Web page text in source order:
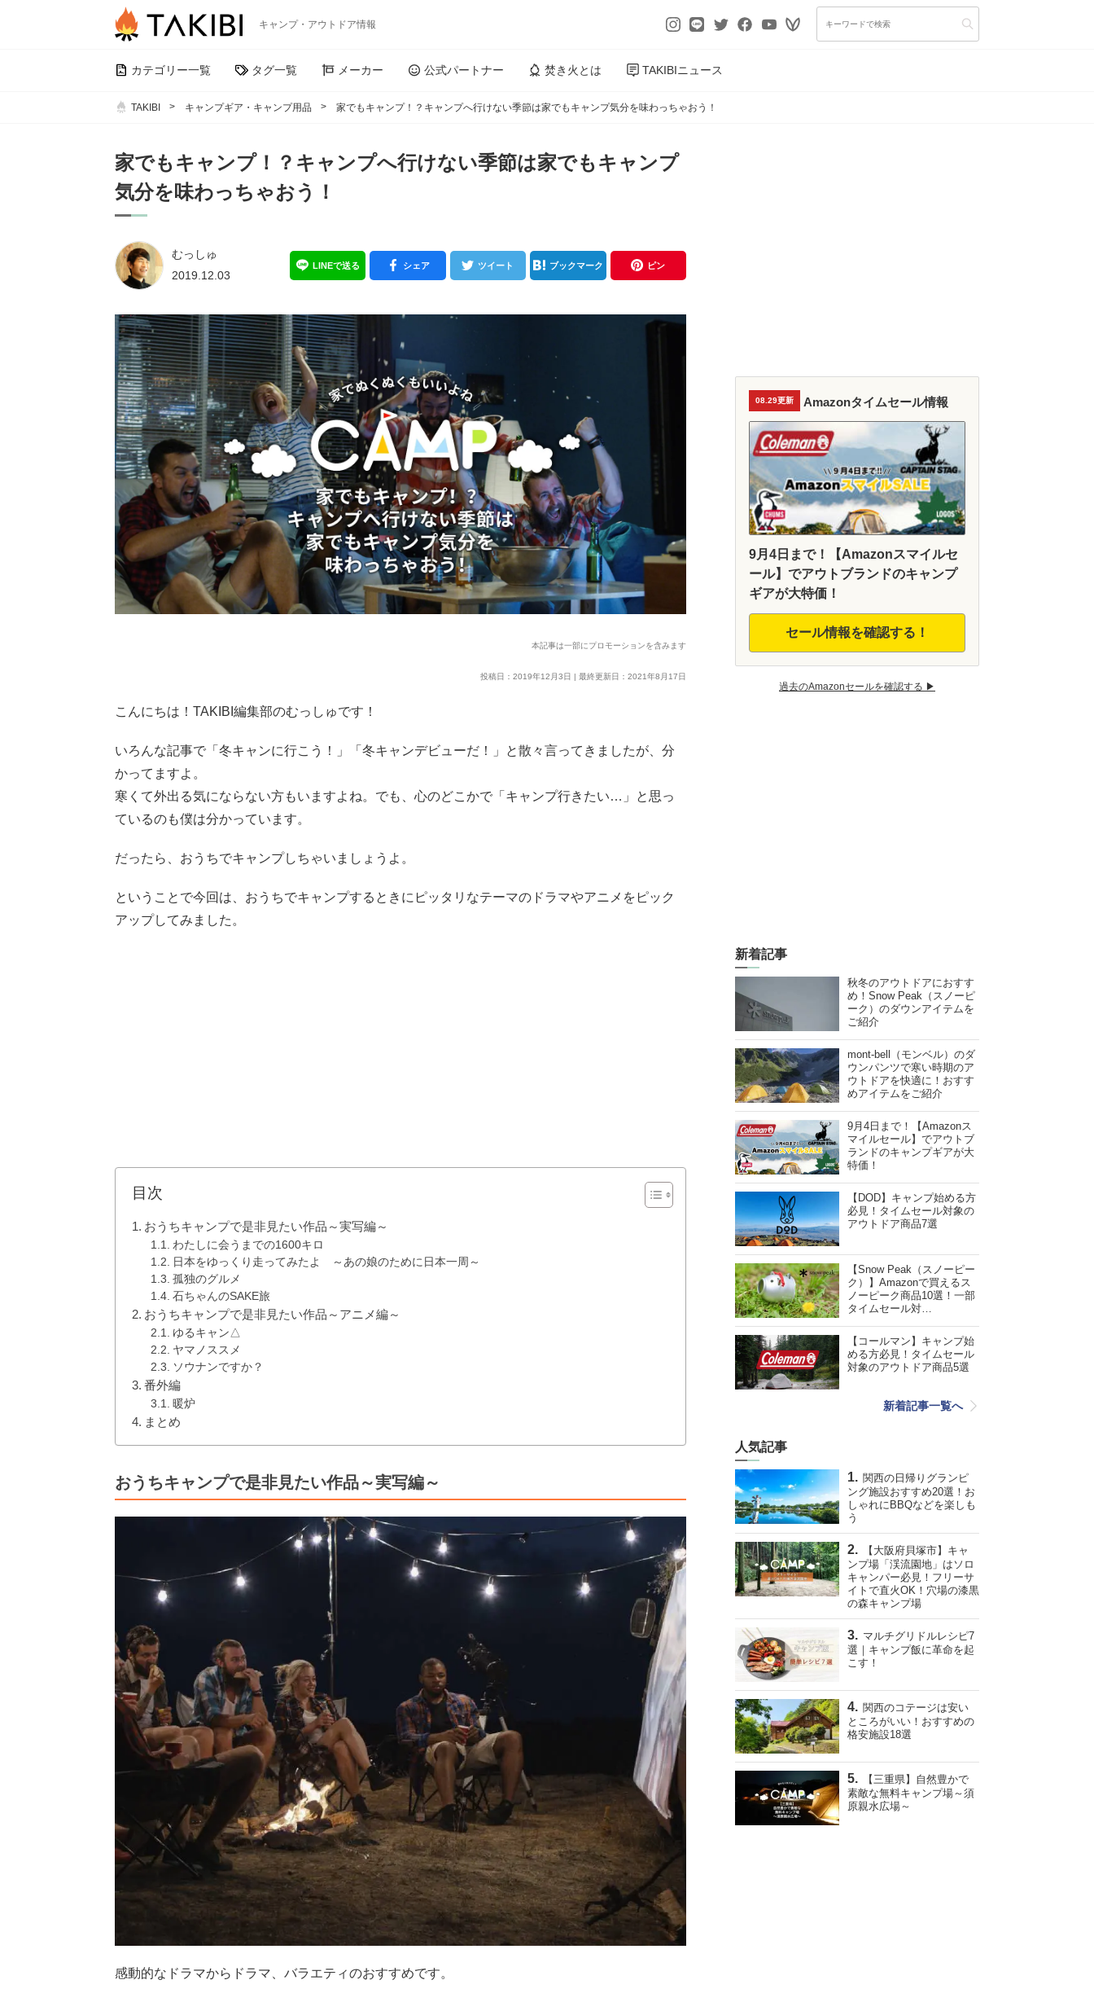
キャンプ・アウトドア情報
カテゴリー一覧 タグ一覧 メーカー 公式パートナー 焚き火とは TAKIBIニュース
TAKIBI キャンプギア・キャンプ用品 家でもキャンプ！？キャンプへ行けない季節は家でもキャンプ気分を味わっちゃおう！
家でもキャンプ！？キャンプへ行けない季節は家でもキャンプ
気分を味わっちゃおう！
むっしゅ
2019.12.03
LINEで送る シェア ツイート ブックマーク ピン
本記事は一部にプロモーションを含みます
投稿日：2019年12月3日 | 最終更新日：2021年8月17日
こんにちは！TAKIBI編集部のむっしゅです！
いろんな記事で「冬キャンに行こう！」「冬キャンデビューだ！」と散々言ってきましたが、分
かってますよ。
寒くて外出る気にならない方もいますよね。でも、心のどこかで「キャンプ行きたい…」と思っ
ているのも僕は分かっています。
だったら、おうちでキャンプしちゃいましょうよ。
ということで今回は、おうちでキャンプするときにピッタリなテーマのドラマやアニメをピック
アップしてみました。
目次
おうちキャンプで是非見たい作品～実写編～
わたしに会うまでの1600キロ
日本をゆっくり走ってみたよ ～あの娘のために日本一周～
孤独のグルメ
石ちゃんのSAKE旅
おうちキャンプで是非見たい作品～アニメ編～
ゆるキャン△
ヤマノススメ
ソウナンですか？
番外編
暖炉
まとめ
おうちキャンプで是非見たい作品～実写編～
感動的なドラマからドラマ、バラエティのおすすめです。
08.29更新 Amazonタイムセール情報
9月4日まで！【Amazonスマイルセ
ール】でアウトブランドのキャンプ
ギアが大特価！
セール情報を確認する！
過去のAmazonセールを確認する ▶︎
新着記事
秋冬のアウトドアにおすす
め！Snow Peak（スノーピ
ーク）のダウンアイテムを
ご紹介
mont-bell（モンベル）のダ
ウンパンツで寒い時期のア
ウトドアを快適に！おすす
めアイテムをご紹介
9月4日まで！【Amazonス
マイルセール】でアウトブ
ランドのキャンプギアが大
特価！
【DOD】キャンプ始める方
必見！タイムセール対象の
アウトドア商品7選
【Snow Peak（スノーピー
ク）】Amazonで買えるス
ノーピーク商品10選！一部
タイムセール対…
【コールマン】キャンプ始
める方必見！タイムセール
対象のアウトドア商品5選
新着記事一覧へ
人気記事
関西の日帰りグランピ
ング施設おすすめ20選！お
しゃれにBBQなどを楽しも
う
【大阪府貝塚市】キャ
ンプ場「渓流園地」はソロ
キャンパー必見！フリーサ
イトで直火OK！穴場の漆黒
の森キャンプ場
マルチグリドルレシピ7
選｜キャンプ飯に革命を起
こす！
関西のコテージは安い
ところがいい！おすすめの
格安施設18選
【三重県】自然豊かで
素敵な無料キャンプ場～須
原親水広場～